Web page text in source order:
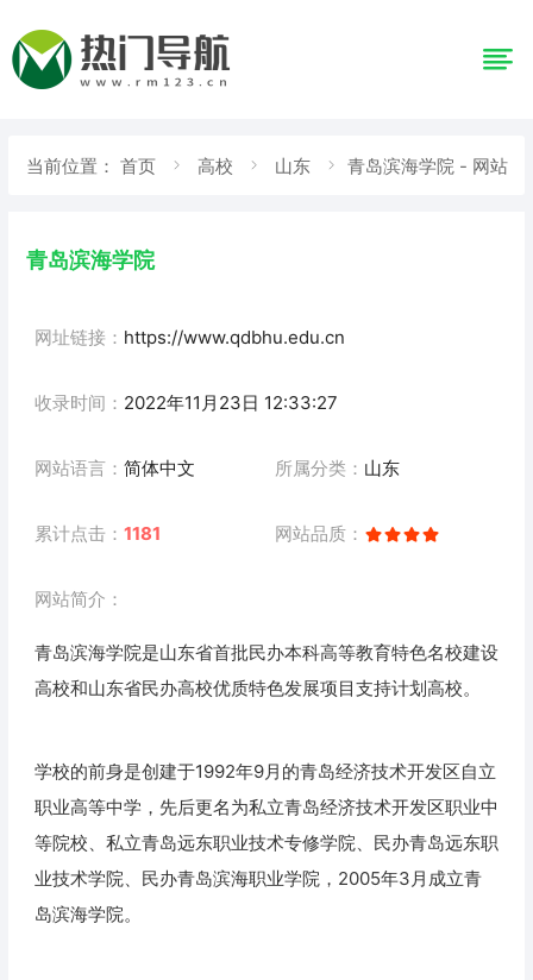
当前位置： 首页 高校 山东 青岛滨海学院 - 网站
青岛滨海学院
网址链接： https://www.qdbhu.edu.cn
收录时间： 2022年11月23日 12:33:27
网站语言： 简体中文 所属分类： 山东
累计点击： 1181 网站品质：
网站简介：
青岛滨海学院是山东省首批民办本科高等教育特色名校建设
高校和山东省民办高校优质特色发展项目支持计划高校。
学校的前身是创建于1992年9月的青岛经济技术开发区自立
职业高等中学，先后更名为私立青岛经济技术开发区职业中
等院校、私立青岛远东职业技术专修学院、民办青岛远东职
业技术学院、民办青岛滨海职业学院，2005年3月成立青
岛滨海学院。